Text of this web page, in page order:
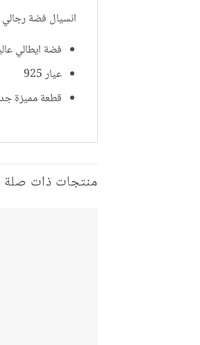
انسيال فضة رجالي
فضة ايطالي
عيار 925
قطعة مميزة
منتجات ذات صلة